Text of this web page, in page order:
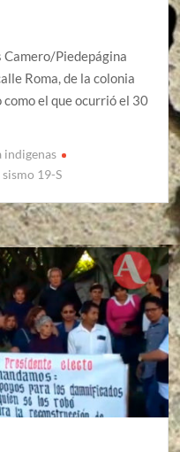
Piedepágina
Roma, de la colonia
como el que ocurrió el 30
sismo 19-S